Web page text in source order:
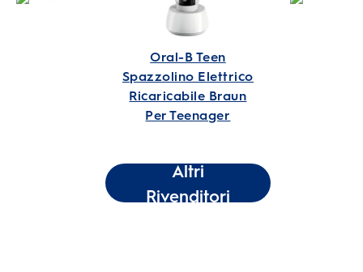
Oral-B Teen
Spazzolino Elettrico
Ricaricabile Braun
Per Teenager
Altri
Rivenditori